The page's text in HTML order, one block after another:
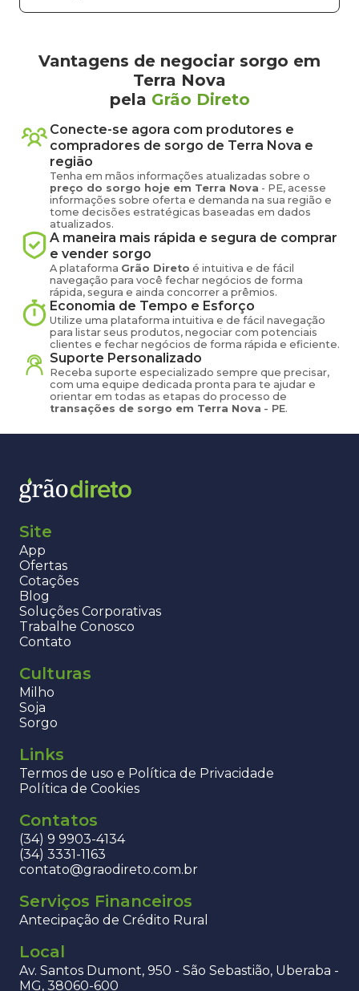
Vantagens de negociar sorgo em
Terra Nova
pela Grão Direto
Conecte-se agora com produtores e
compradores de sorgo de Terra Nova e
região
Tenha em mãos informações atualizadas sobre o
preço do sorgo hoje em Terra Nova - PE, acesse
informações sobre oferta e demanda na sua região e
tome decisões estratégicas baseadas em dados
atualizados.
A maneira mais rápida e segura de comprar
e vender sorgo
A plataforma Grão Direto é intuitiva e de fácil
navegação para você fechar negócios de forma
rápida, segura e ainda concorrer a prêmios.
Economia de Tempo e Esforço
Utilize uma plataforma intuitiva e de fácil navegação
para listar seus produtos, negociar com potenciais
clientes e fechar negócios de forma rápida e eficiente.
Suporte Personalizado
Receba suporte especializado sempre que precisar,
com uma equipe dedicada pronta para te ajudar e
orientar em todas as etapas do processo de
transações de sorgo em Terra Nova - PE.
Site
App
Ofertas
Cotações
Blog
Soluções Corporativas
Trabalhe Conosco
Contato
Culturas
Milho
Soja
Sorgo
Links
Termos de uso e Política de Privacidade
Política de Cookies
Contatos
(34) 9 9903-4134
(34) 3331-1163
contato@graodireto.com.br
Serviços Financeiros
Antecipação de Crédito Rural
Local
Av. Santos Dumont, 950 - São Sebastião, Uberaba -
MG, 38060-600